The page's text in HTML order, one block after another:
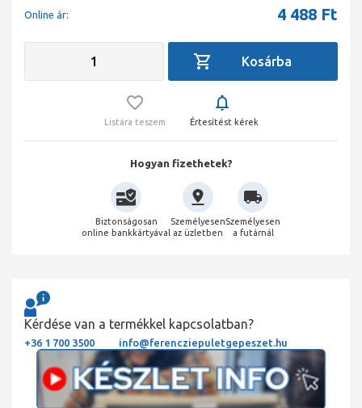
Online ár: 4 488 Ft
Listára teszem Értesítést kérek
Hogyan fizethetek?
Biztonságosan
online bankkártyával
Személyesen
az üzletben
Személyesen
a futárnál
Kérdése van a termékkel kapcsolatban?
+36 1 700 3500 info@ferencziepuletgepeszet.hu